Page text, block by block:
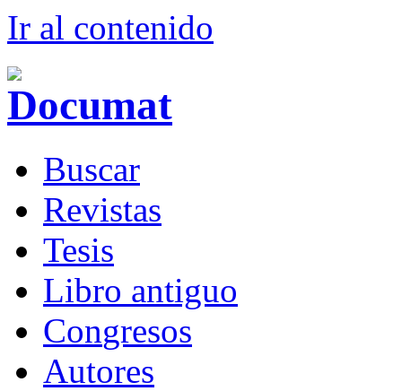
Ir al contenido
Buscar
Revistas
Tesis
Libro antiguo
Congresos
Autores